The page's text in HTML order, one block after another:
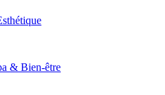
& Bien-être